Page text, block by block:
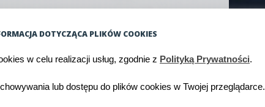
.
DOTYCZĄCA PLIKÓW COOKIES
w celu realizacji usług, zgodnie z Polityką Prywatności.
lub dostępu do plików cookies w Twojej przeglądarce.